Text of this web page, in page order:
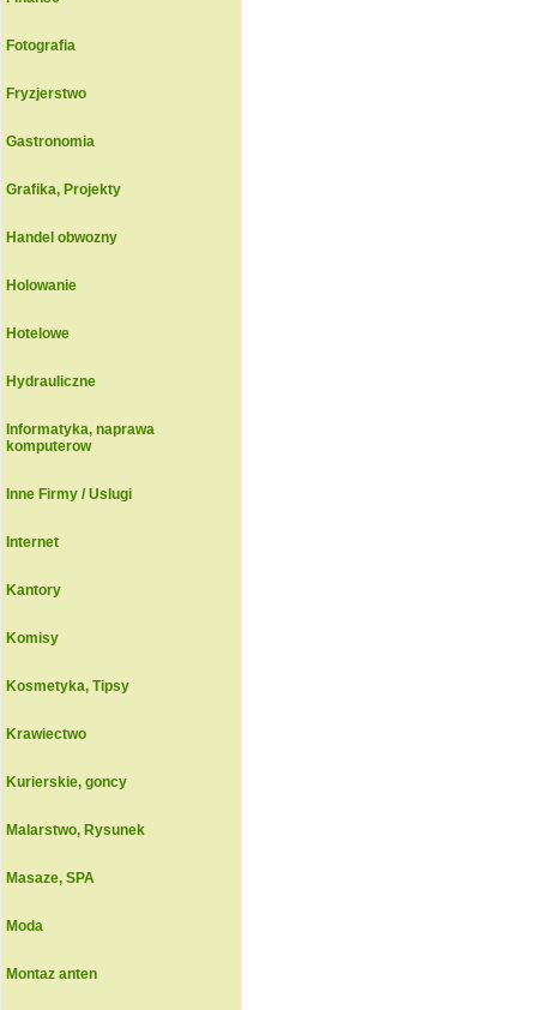
Fotografia
Fryzjerstwo
Gastronomia
Grafika, Projekty
Handel obwozny
Holowanie
Hotelowe
Hydrauliczne
Informatyka, naprawa
komputerow
Inne Firmy / Uslugi
Internet
Kantory
Komisy
Kosmetyka, Tipsy
Krawiectwo
Kurierskie, goncy
Malarstwo, Rysunek
Masaze, SPA
Moda
Montaz anten